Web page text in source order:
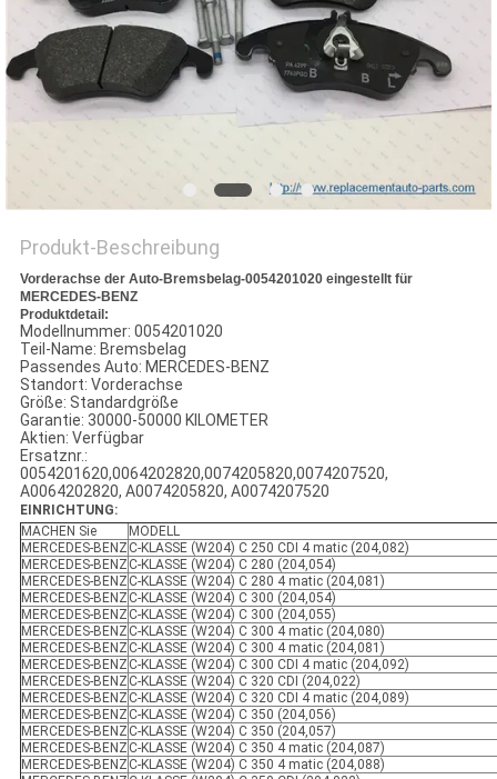
Produkt-Beschreibung
Vorderachse der Auto-Bremsbelag-0054201020 eingestellt für
MERCEDES-BENZ
Produktdetail:
Modellnummer: 0054201020
Teil-Name: Bremsbelag
Passendes Auto: MERCEDES-BENZ
Standort: Vorderachse
Größe: Standardgröße
Garantie: 30000-50000 KILOMETER
Aktien: Verfügbar
Ersatznr.:
0054201620,0064202820,0074205820,0074207520,
A0064202820, A0074205820, A0074207520
EINRICHTUNG:
MACHEN Sie
MODELL
MERCEDES-BENZ C-KLASSE (W204) C 250 CDI 4 matic (204,082)
MERCEDES-BENZ C-KLASSE (W204) C 280 (204,054)
MERCEDES-BENZ C-KLASSE (W204) C 280 4 matic (204,081)
MERCEDES-BENZ C-KLASSE (W204) C 300 (204,054)
MERCEDES-BENZ C-KLASSE (W204) C 300 (204,055)
MERCEDES-BENZ C-KLASSE (W204) C 300 4 matic (204,080)
MERCEDES-BENZ C-KLASSE (W204) C 300 4 matic (204,081)
MERCEDES-BENZ C-KLASSE (W204) C 300 CDI 4 matic (204,092)
MERCEDES-BENZ C-KLASSE (W204) C 320 CDI (204,022)
MERCEDES-BENZ C-KLASSE (W204) C 320 CDI 4 matic (204,089)
MERCEDES-BENZ C-KLASSE (W204) C 350 (204,056)
MERCEDES-BENZ C-KLASSE (W204) C 350 (204,057)
MERCEDES-BENZ C-KLASSE (W204) C 350 4 matic (204,087)
MERCEDES-BENZ C-KLASSE (W204) C 350 4 matic (204,088)